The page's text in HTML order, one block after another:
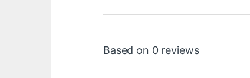
Based on 0 reviews